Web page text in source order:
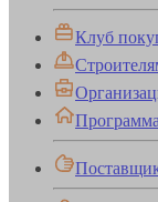
Клуб